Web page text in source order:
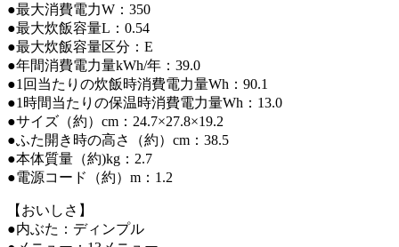
●最大消費電力W：350
●最大炊飯容量L：0.54
●最大炊飯容量区分：E
●年間消費電力量kWh/年：39.0
●1回当たりの炊飯時消費電力量Wh：90.1
●1時間当たりの保温時消費電力量Wh：13.0
●サイズ（約）cm：24.7×27.8×19.2
●ふた開き時の高さ（約）cm：38.5
●本体質量（約)kg：2.7
●電源コード（約）m：1.2
【おいしさ】
●内ぶた：ディンプル